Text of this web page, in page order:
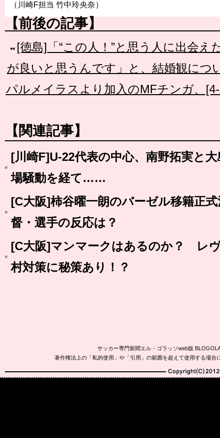
（川崎F担当 竹中玲央奈）
【前後の記事】
[徳島]「“この人！”と思う人に出会え
が良いと思うんです」と、結婚観につ
パルメイラスより加入のMFチンガ、
【関連記事】
[川崎F]U-22代表の中心、南野拓実と
場騒動を経て……
[C大阪]柿谷曜一朗のバーゼル移籍正
督・選手の反応は？
[C大阪]マンマークはあるのか？ レ
村対策に秘策あり！？
サッカー専門新聞エル・ゴラッソweb版
著作権法上の「私的使用」や「引用」の範囲を超えて使用する場
Copyright(C)2010-